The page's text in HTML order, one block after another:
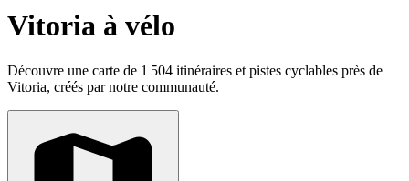
Vitoria à vélo
Découvre une carte de 1 504 itinéraires et pistes cyclables près de
Vitoria, créés par notre communauté.